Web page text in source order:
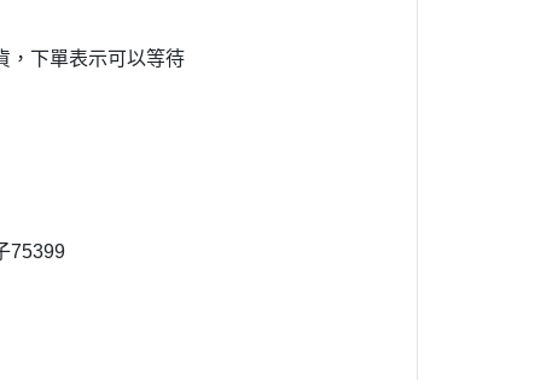
，下單表示可以等待
75399